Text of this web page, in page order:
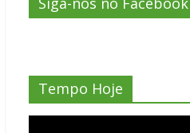
Tempo Hoje